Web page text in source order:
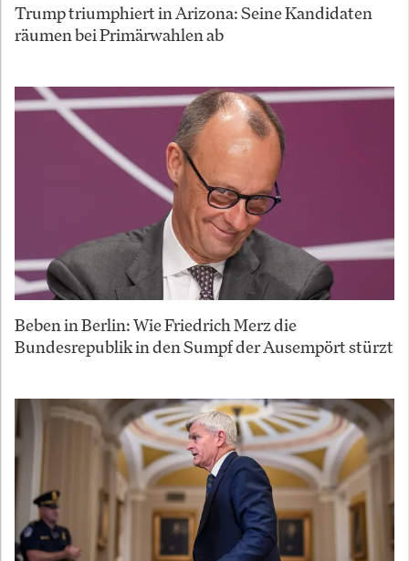
Trump triumphiert in Arizona: Seine Kandidaten
räumen bei Primärwahlen ab
Beben in Berlin: Wie Friedrich Merz die
Bundesrepublik in den Sumpf der Ausempört stürzt